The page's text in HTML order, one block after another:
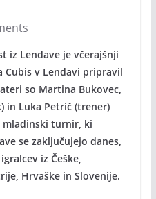
iz Lendave je včerajšnji
v Lendavi pripravil
so Martina Bukovec,
in Luka Petrič (trener)
turnir, ki
se zaključujejo danes,
iz Češke,
Hrvaške in Slovenije.